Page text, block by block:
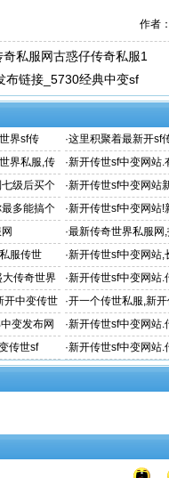
作者
私服网古惑仔传奇私服1
布链接_5730经典中变sf
界sf传 ·这里积聚着最新开sf
界私服,传
·新开传世sf中变网站.
级后买个
·新开传世sf中变网站
里面的F都是开了几
多能搞个
·新开传世sf中变网站!
击不卡超级不卡开
·最新传奇世界私服网
网站 变态传
服传世 ·新开传世sf中变网站,
传奇世界
传奇世界
·新开传世sf中变网站
奇世界中变
开中变传世
·开一个传世私服,新
多少？ 骗子
变发布网
·新开传世sf中变网站.
服,新
传世sf ·新开传世sf中变网站.
传世私服,超级